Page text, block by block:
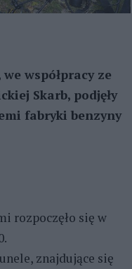
współpracy ze
Skarb, podjęły
fabryki benzyny
rozpoczęło się w
znajdujące się